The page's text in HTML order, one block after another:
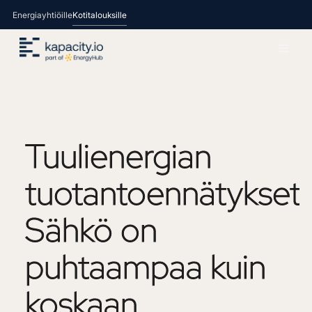
EnergiayhtiöilleKotitalouksille
Tuulienergian
tuotantoennätykset:
Sähkö on
puhtaampaa kuin